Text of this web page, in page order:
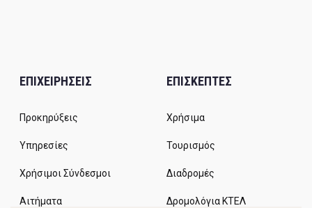
ΕΠΙΧΕΙΡΗΣΕΙΣ
Προκηρύξεις
Υπηρεσίες
Χρήσιμοι Σύνδεσμοι
Αιτήματα
ΕΠΙΣΚΕΠΤΕΣ
Χρήσιμα
Τουρισμός
Διαδρομές
Δρομολόγια ΚΤΕΛ